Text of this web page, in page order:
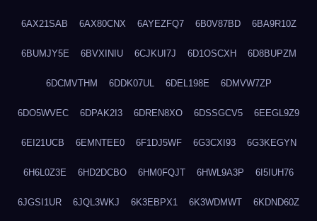
6AX21SAB 6AX80CNX 6AYEZFQ7 6B0V87BD 6BA9R10Z
6BUMJY5E 6BVXINIU 6CJKUI7J 6D1OSCXH 6D8BUPZM
6DCMVTHM 6DDK07UL 6DEL198E 6DMVW7ZP
6DO5WVEC 6DPAK2I3 6DREN8XO 6DSSGCV5 6EEGL9Z9
6EI21UCB 6EMNTEE0 6F1DJ5WF 6G3CXI93 6G3KEGYN
6H6L0Z3E 6HD2DCBO 6HM0FQJT 6HWL9A3P 6I5IUH76
6JGSI1UR 6JQL3WKJ 6K3EBPX1 6K3WDMWT 6KDND60Z